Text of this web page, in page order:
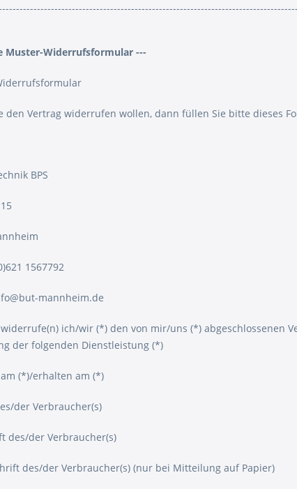
Muster-Widerrufsformular ---
den Vertrag widerrufen wollen, dann füllen Sie bitte dieses
BPS
1567792
mannheim.de
ich/wir (*) den von mir/uns (*) abgeschlossenen
der folgenden Dienstleistung (*)
(*)/erhalten am (*)
der Verbraucher(s)
des/der Verbraucher(s)
des/der Verbraucher(s) (nur bei Mitteilung auf Papier)